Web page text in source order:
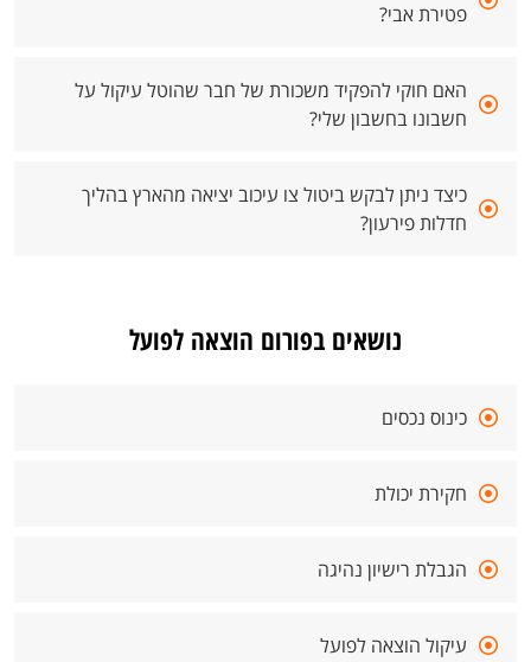
פטירת אבי?
האם חוקי להפקיד משכורת של חבר שהוטל עיקול על
חשבונו בחשבון שלי?
כיצד ניתן לבקש ביטול צו עיכוב יציאה מהארץ בהליך
חדלות פירעון?
נושאים בפורום הוצאה לפועל
כינוס נכסים
חקירת יכולת
הגבלת רישיון נהיגה
עיקול הוצאה לפועל